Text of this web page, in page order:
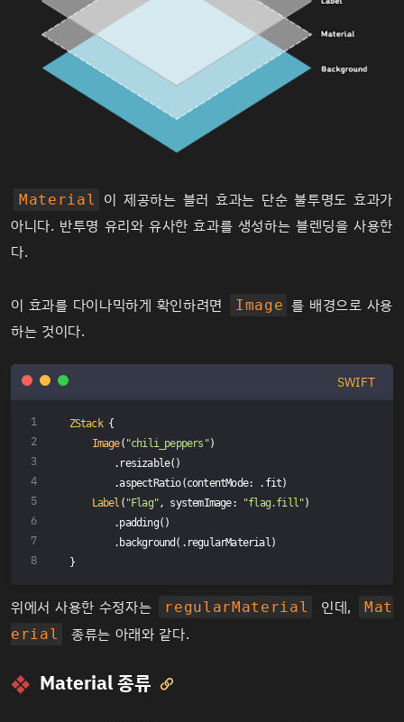
Material
이 제공하는 블러 효과는 단순 불투명도 효과가
아니다. 반투명 유리와 유사한 효과를 생성하는 블렌딩을 사용한
다.
이 효과를 다이나믹하게 확인하려면 Image 를 배경으로 사용
하는 것이다.
SWIFT
ZStack {
Image( "chili_peppers")
        .resizable()
        .aspectRatio(contentMode: .fit)
Label ( "Flag", systemImage: "flag.fill")
        .padding()
        .background(.regularMaterial)
}
위에서 사용한 수정자는 regularMaterial 인데,
Mat
erial
종류는 아래와 같다.
Material 종류 